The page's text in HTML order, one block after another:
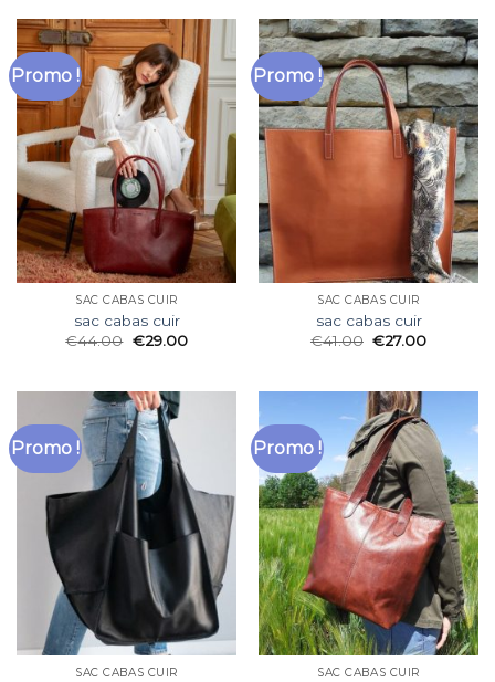
Promo !
SAC CABAS CUIR
sac cabas cuir
€44.00 €29.00
Promo !
SAC CABAS CUIR
sac cabas cuir
€41.00 €27.00
Promo !
SAC CABAS CUIR
Promo !
SAC CABAS CUIR